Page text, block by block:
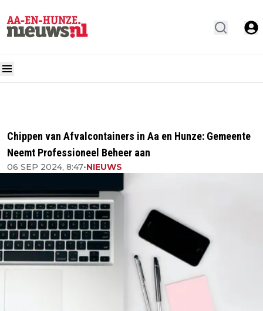
Chippen van Afvalcontainers in Aa en Hunze: Gemeente
Neemt Professioneel Beheer aan
06 SEP 2024, 8:47•NIEUWS